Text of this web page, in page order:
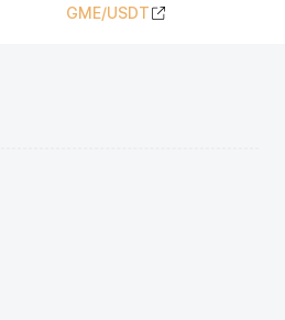
GME/USDT